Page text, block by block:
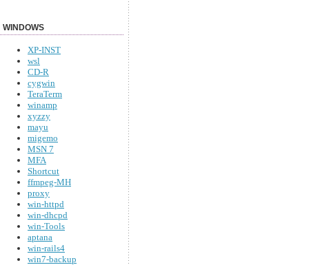
WINDOWS
XP-INST
wsl
CD-R
cygwin
TeraTerm
winamp
xyzzy
mayu
migemo
MSN 7
MFA
Shortcut
ffmpeg-MH
proxy
win-httpd
win-dhcpd
win-Tools
aptana
win-rails4
win7-backup